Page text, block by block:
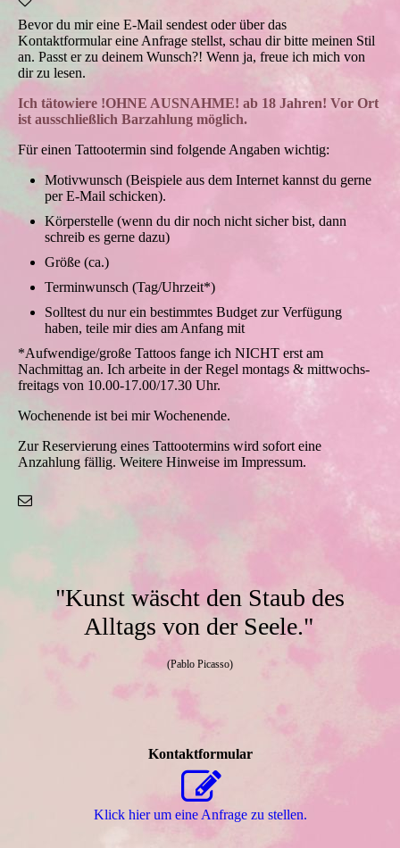
Bevor du mir eine E-Mail sendest oder über das
Kontaktformular eine Anfrage stellst, schau dir bitte meinen Stil
an. Passt er zu deinem Wunsch?! Wenn ja, freue ich mich von
dir zu lesen.
Ich tätowiere !OHNE AUSNAHME! ab 18 Jahren! Vor Ort
ist ausschließlich Barzahlung möglich.
Für einen Tattootermin sind folgende Angaben wichtig:
Motivwunsch (Beispiele aus dem Internet kannst du gerne
per E-Mail schicken).
Körperstelle (wenn du dir noch nicht sicher bist, dann
schreib es gerne dazu)
Größe (ca.)
Terminwunsch (Tag/Uhrzeit*)
Solltest du nur ein bestimmtes Budget zur Verfügung
haben, teile mir dies am Anfang mit
*Aufwendige/große Tattoos fange ich NICHT erst am
Nachmittag an. Ich arbeite in der Regel montags & mittwochs-
freitags von 10.00-17.00/17.30 Uhr.
Wochenende ist bei mir Wochenende.
Zur Reservierung eines Tattootermins wird sofort eine
Anzahlung fällig. Weitere Hinweise im Impressum.
"Kunst wäscht den Staub des
Alltags von der Seele."
(Pablo Picasso)
Kontaktformular
Klick hier um eine Anfrage zu stellen.